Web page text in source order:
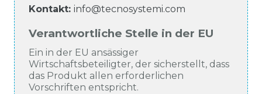
Kontakt: info@tecnosystemi.com
Verantwortliche Stelle in der EU
Ein in der EU ansässiger
Wirtschaftsbeteiligter, der sicherstellt, dass
das Produkt allen erforderlichen
Vorschriften entspricht.